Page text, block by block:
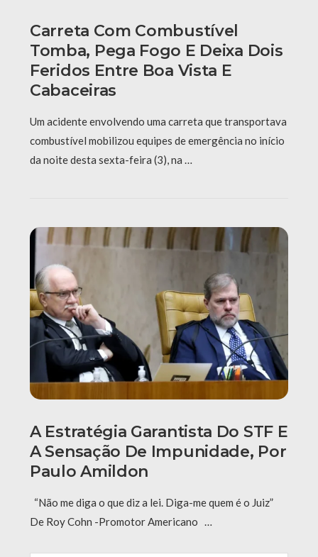
Carreta Com Combustível
Tomba, Pega Fogo E Deixa Dois
Feridos Entre Boa Vista E
Cabaceiras
Um acidente envolvendo uma carreta que transportava
combustível mobilizou equipes de emergência no início
da noite desta sexta-feira (3), na …
A Estratégia Garantista Do STF E
A Sensação De Impunidade, Por
Paulo Amildon
“Não me diga o que diz a lei. Diga-me quem é o Juiz”
De Roy Cohn -Promotor Americano …